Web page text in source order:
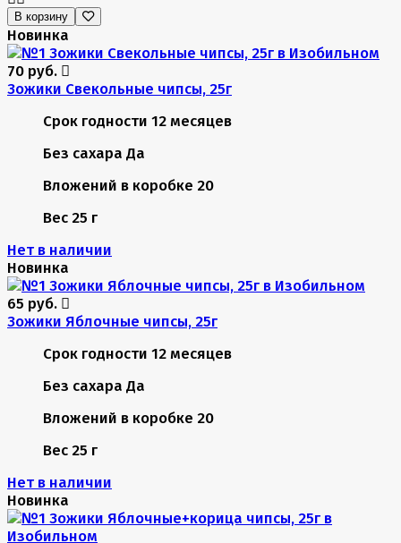
В корзину
Новинка
70 руб.
Зожики Свекольные чипсы, 25г
Срок годности 12 месяцев
Без сахара Да
Вложений в коробке 20
Вес 25 г
Нет в наличии
Новинка
65 руб.
Зожики Яблочные чипсы, 25г
Срок годности 12 месяцев
Без сахара Да
Вложений в коробке 20
Вес 25 г
Нет в наличии
Новинка